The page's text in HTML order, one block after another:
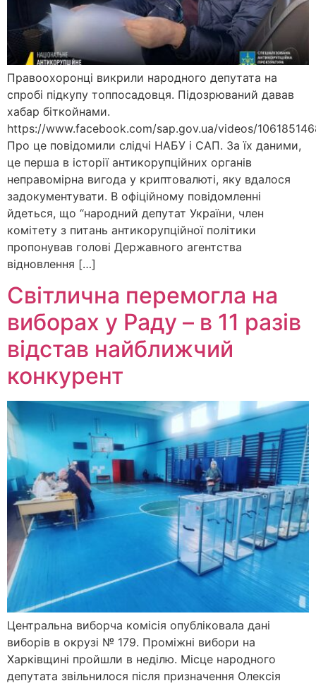
Правоохоронці викрили народного депутата на
спробі підкупу топпосадовця. Підозрюваний давав
хабар біткойнами.
https://www.facebook.com/sap.gov.ua/videos/
Про це повідомили слідчі НАБУ і САП. За їх даними,
це перша в історії антикорупційних органів
неправомірна вигода у криптовалюті, яку вдалося
задокументувати. В офіційному повідомленні
йдеться, що “народний депутат України, член
комітету з питань антикорупційної політики
пропонував голові Державного агентства
відновлення […]
Світлична перемогла на
виборах у Раду – в 11 разів
відстав найближчий
конкурент
Центральна виборча комісія опубліковала дані
виборів в окрузі № 179. Проміжні вибори на
Харківщині пройшли в неділю. Місце народного
депутата звільнилося після призначення Олексія